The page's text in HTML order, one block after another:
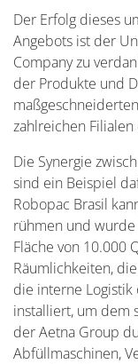
Der Erfolg dieses
Angebots ist der
Company zu
der Produkte und
zahlreichen
Die Synergie
sind ein Beispiel
Robopac Brasil
rühmen und wurde
Fläche von 10.000
Räumlichkeiten,
die interne
installiert, um dem
der Aetna Group
Abfüllmaschinen,